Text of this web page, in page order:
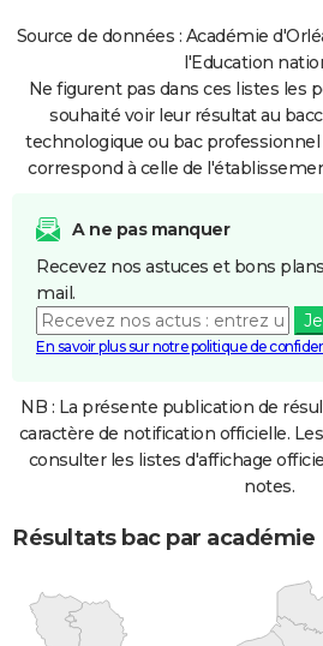
Source de données : Académie
l'Education
Ne figurent pas dans ces listes les
souhaité voir leur résultat au
technologique ou bac
correspond à celle de
A ne pas manquer
Recevez nos astuces et bons
mail.
En savoir plus sur notre politique de
NB : La présente publication de
caractère de notification officielle.
consulter les listes d'affichage
notes.
Résultats bac par académie